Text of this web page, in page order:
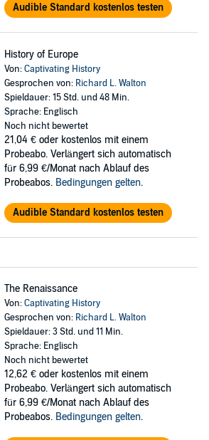
Audible Standard kostenlos testen
History of Europe
Von:Captivating History
Gesprochen von: Richard L. Walton
Spieldauer: 15 Std. und 48 Min.
Sprache: Englisch
Noch nicht bewertet
21,04 € oder kostenlos mit einem
Probeabo. Verlängert sich automatisch
für 6,99 €/Monat nach Ablauf des
Probeabos. Bedingungen gelten.
Audible Standard kostenlos testen
The Renaissance
Von:Captivating History
Gesprochen von: Richard L. Walton
Spieldauer: 3 Std. und 11 Min.
Sprache: Englisch
Noch nicht bewertet
12,62 € oder kostenlos mit einem
Probeabo. Verlängert sich automatisch
für 6,99 €/Monat nach Ablauf des
Probeabos. Bedingungen gelten.